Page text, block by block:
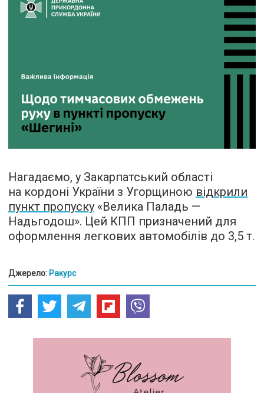
Нагадаємо, у Закарпатський області
на кордоні України з Угорщиною відкрили
пункт пропуску «Велика Паладь —
Надьгодош». Цей КПП призначений для
оформлення легкових автомобілів до 3,5 т.
Джерело: Ракурс